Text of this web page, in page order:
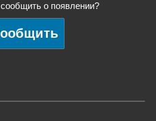
сообщить о появлении?